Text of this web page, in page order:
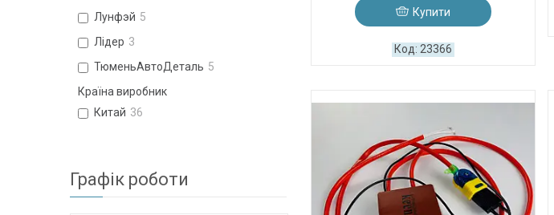
Купити
23366
Лунфэй 5
Лідер 3
ТюменьАвтоДеталь 5
Країна виробник
Китай 36
Графік роботи